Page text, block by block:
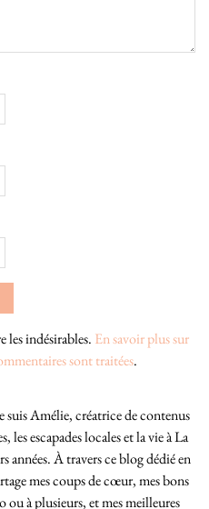
indésirables. En savoir plus sur
sont traitées.
suis Amélie, créatrice de contenus
les escapades locales et la vie à La
années. À travers ce blog dédié en
mes coups de cœur, mes bons
ou à plusieurs, et mes meilleures